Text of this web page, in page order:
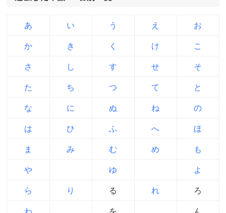
あ い う え お
か き く け こ
さ し す せ そ
た ち つ て と
な に ぬ ね の
は ひ ふ へ ほ
ま み む め も
や ゆ よ
ら り る れ ろ
わ を ん